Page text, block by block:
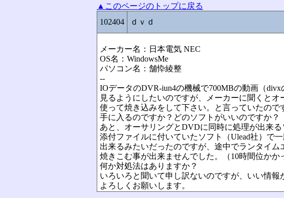
▲このページのトップに戻る
102404
ｄｖｄ
メーカー名：日本電気 NEC
OS名：WindowsMe
パソコン名：舗忰綾整
--
IOデータのDVR-iun4の機械で700MBの動画（
見るようにしたいのですが、メーカーに聞くと
使って焼き込みをして下さい。と言っていたの
手に入るのですか？どのソフトがいいのですか？
あと、オーサリングとDVDに同時に処理が出来る
添付ファイルに付いていたソフト（Ulead社）で
出来るみたいだったのですが、途中でランタイ
焼きこむ事が出来ませんでした。（10時間位かか
何か対処法はありますか？
いろいろと聞いて申し訳ないのですが、いい情報
よろしくお願いします。